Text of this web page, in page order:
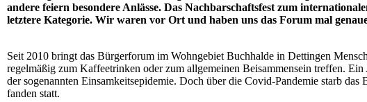
andere feiern besondere Anlässe. Das Nachbarschaftsfest zum
letztere Kategorie. Wir waren vor Ort und haben uns das Forum mal
Seit 2010 bringt das Bürgerforum im Wohngebiet Buchhalde in Dettingen
regelmäßig zum Kaffeetrinken oder zum allgemeinen Beisammensein treffen.
der sogenannten Einsamkeitsepidemie. Doch über die Covid-Pandemie starb
fanden statt.